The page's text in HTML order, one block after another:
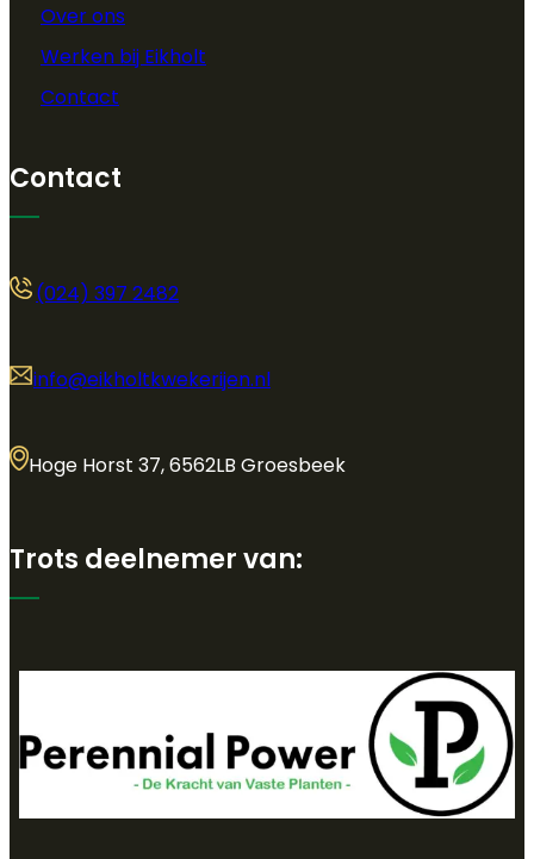
Over ons
Werken bij Eikholt
Contact
Contact
(024) 397 2482
info@eikholtkwekerijen.nl
Hoge Horst 37, 6562LB Groesbeek
Trots deelnemer van: